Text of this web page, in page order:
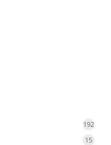
192192
1515